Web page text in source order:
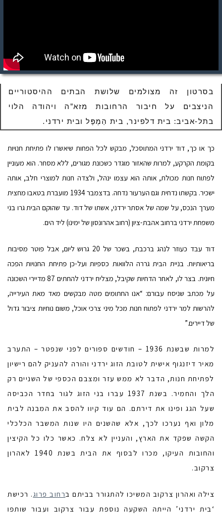
בסרטון זה מצולמים שלושת הבתים ההיסטוריים
הניצבים על חיבור הרחובות מזא”ה ויהודה הלוי
בתל-אביב: בית דלפינר, בית הַמְפֶּל ובית ירדני.
כך או כך, דוד ירדני המתוסכל, מבקש לכל הפחות שיאשרו לו פתיחת חנויות
בקומת הקרקע, למרות שהאזור מוגדר כשכונת מגורים, ללא מסחר. הוא מעוניין
לפתוח חנות מכולת, אותה הוא עצמו ינהל, ולצדה חנות למוצרי חלב, אותה
ישכיר. בקשתו נדחית וגם הערעור נדחה. בדצמבר 1934 מועברת בטאבו מחצית
מערך הנכס, על שמה של אסתר ירדני, אשתו של דוד. עד שהוקם הבית גרו בני
משפחת ירדני ברחוב אהבת-ציון (רחוב אהרונסון של ימינו) ליד הים.
דוד עבד כעוזר לנהג ברכבת, בשכר של 20 גרוש ליום, אבל פוטר מסיבות
בריאותיות. בניית הבית גררה הלוואות כספיות ועל-כן פתיחת החנויות הפכה
חיונית. בצר לו, לאחר הדחיות שקיבל, מצליח ירדני להחתים 87 מדיירי השכונה
על מכתב שניסח עבורם: “אנו החתומים מטה מבקשים מאד מאת העירייה,
להרשות למר ירדני לפתוח חנות מכל מיני צרכי אוכל, משום נוחיות ציבור גדול
של דיירים.”
למרות שבשנת 1936 – חודשים ספורים לפני שנפטר – התערב
מאיר דיזנגוף אישית לטובת הזוג ירדני והורה להעניק להם רישיון
לפתיחת חנות, הדבר לא ממש עזר ומצבם הכספי של השניים רק
הלך והחמיר. בשנת 1937 עברו בני הזוג לגור בחדר הכביסה
שעל הגג ופינו את דירתם. הם עוד קיוו להסב את המבנה לבית
מלון ואף נערכו לכך, אלא שהשנים היו שנות המשבר הכלכלי
הקשה שפקד את הארץ, והעניין לא צלח. כאשר כלו כל הקיצין
והחובות העיקו, מכרו לבסוף את הבית בשנת 1940 לאהרון
צרקוב.
צילה ואהרון צרקוב המשיכו להתגורר בביתם ברחוב פרוג . רכישת
‘בית ירדני’ הייתה השקעה נוספת עבור צרקוב ועבור שותפו